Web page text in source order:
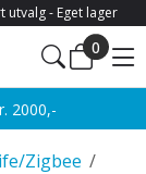
utvalg - Eget lager
0
2000,-
/
Zigbee